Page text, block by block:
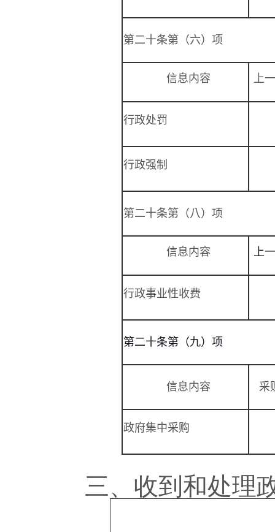
第二十条第（六）项
信息内容 上
行政处罚
行政强制
第二十条第（八）项
信息内容 上
行政事业性收费
第二十条第（九）项
信息内容 采
政府集中采购
三、收到和处理